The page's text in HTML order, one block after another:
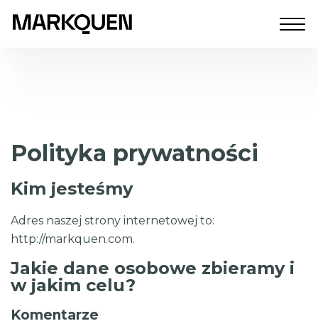
Polityka prywatności
Kim jesteśmy
Adres naszej strony internetowej to:
http://markquen.com.
Jakie dane osobowe zbieramy i
w jakim celu?
Komentarze